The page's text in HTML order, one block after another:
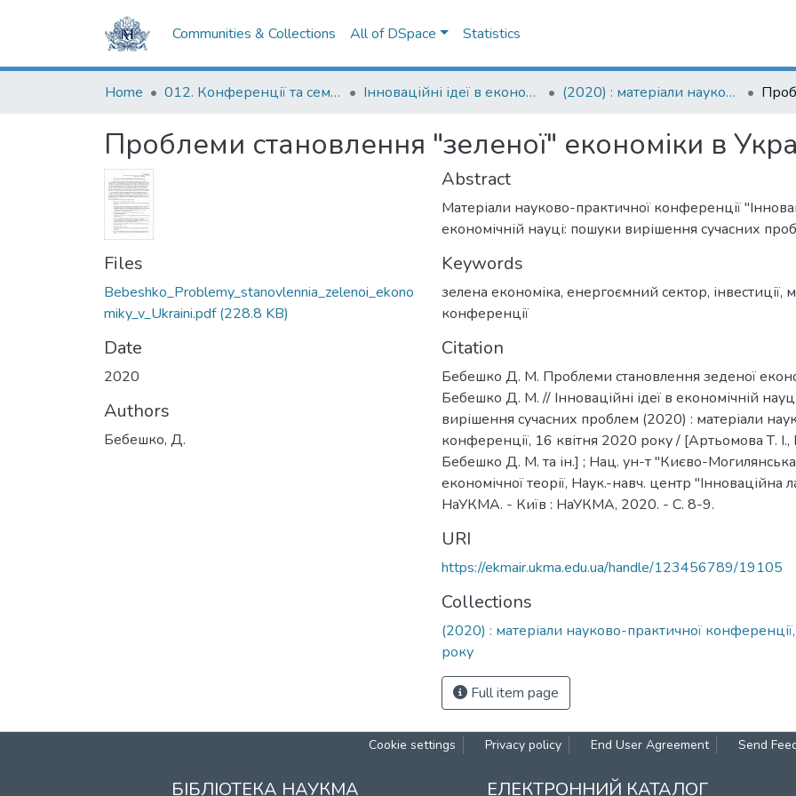
Communities & Collections All of DSpace Statistics
Home 012. Конференції та семінари НаУКМА Інноваційні ідеї в економічній науці: пошуки вирішення сучасних проблем: матеріали науково-практичної конференції (2020) : матеріали науково-практичної конференції, 16 квітня 2020 року
Проблеми становлення "зеленої" економіки в
Files
Bebeshko_Problemy_stanovlennia_zelenoi_ekono
miky_v_Ukraini.pdf(228.8 KB)
Date
2020
Authors
Бебешко, Д.
Abstract
Матеріали науково-практичної конференції
економічній науці: пошуки вирішення сучасних
Keywords
зелена економіка, енергоємний сектор, інвестиції,
конференції
Citation
Бебешко Д. М. Проблеми становлення зеденої
Бебешко Д. М. // Інноваційні ідеї в економічній
вирішення сучасних проблем (2020) : матеріали
конференції, 16 квітня 2020 року / [Артьомова Т.
Бебешко Д. М. та ін.] ; Нац. ун-т "Києво-
економічної теорії, Наук.-навч. центр "Інноваційна
НаУКМА. - Київ : НаУКМА, 2020. - C. 8-9.
URI
https://ekmair.ukma.edu.ua/handle/123456789/19105
Collections
(2020) : матеріали науково-практичної
року
Full item page
Cookie settings Privacy policy End User Agreement Send
БІБЛІОТЕКА НАУКМА ЕЛЕКТРОННИЙ КАТАЛОГ